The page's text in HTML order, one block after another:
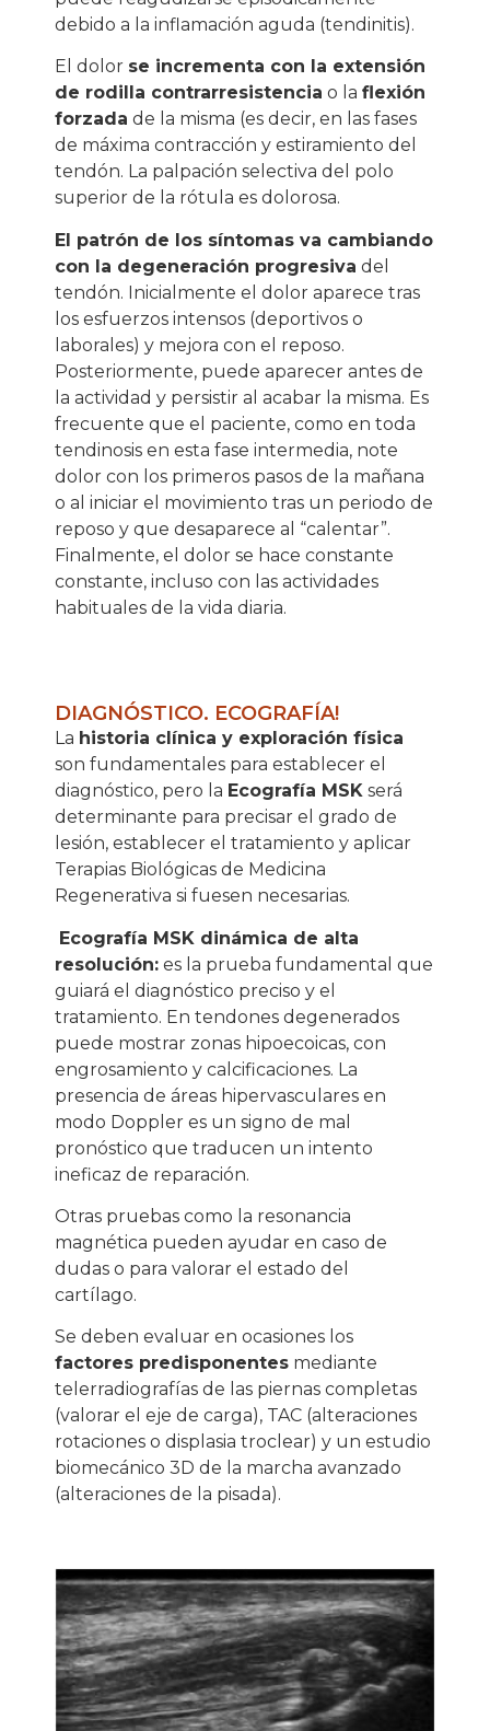
debido a la inflamación aguda (tendinitis).
El dolor se incrementa con la extensión
de rodilla contrarresistencia o la flexión
forzada de la misma (es decir, en las fases
de máxima contracción y estiramiento del
tendón. La palpación selectiva del polo
superior de la rótula es dolorosa.
El patrón de los síntomas va cambiando
con la degeneración progresiva del
tendón. Inicialmente el dolor aparece tras
los esfuerzos intensos (deportivos o
laborales) y mejora con el reposo.
Posteriormente, puede aparecer antes de
la actividad y persistir al acabar la misma. Es
frecuente que el paciente, como en toda
tendinosis en esta fase intermedia, note
dolor con los primeros pasos de la mañana
o al iniciar el movimiento tras un periodo de
reposo y que desaparece al “calentar”.
Finalmente, el dolor se hace constante
constante, incluso con las actividades
habituales de la vida diaria.
DIAGNÓSTICO. ECOGRAFÍA!
La historia clínica y exploración física
son fundamentales para establecer el
diagnóstico, pero la Ecografía MSK será
determinante para precisar el grado de
lesión, establecer el tratamiento y aplicar
Terapias Biológicas de Medicina
Regenerativa si fuesen necesarias.
Ecografía MSK dinámica de alta
resolución: es la prueba fundamental que
guiará el diagnóstico preciso y el
tratamiento. En tendones degenerados
puede mostrar zonas hipoecoicas, con
engrosamiento y calcificaciones. La
presencia de áreas hipervasculares en
modo Doppler es un signo de mal
pronóstico que traducen un intento
ineficaz de reparación.
Otras pruebas como la resonancia
magnética pueden ayudar en caso de
dudas o para valorar el estado del
cartílago.
Se deben evaluar en ocasiones los
factores predisponentes mediante
telerradiografías de las piernas completas
(valorar el eje de carga), TAC (alteraciones
rotaciones o displasia troclear) y un estudio
biomecánico 3D de la marcha avanzado
(alteraciones de la pisada).